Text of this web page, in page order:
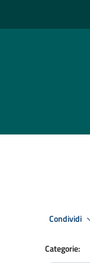
Condividi
Categorie: